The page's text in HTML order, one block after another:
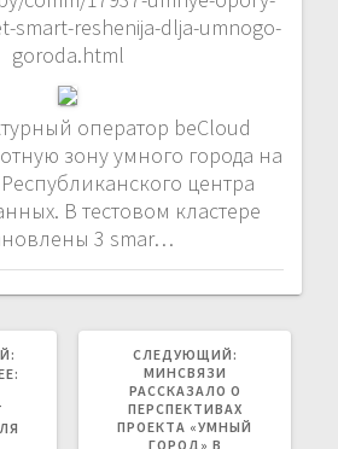
smart-reshenija-dlja-umnogo-
goroda.html
оператор beCloud
зону умного города на
центра
В тестовом кластере
3 smar…
ЗАПИСЬ:
СЛЕДУЮЩИЙ:
МИНСВЯЗИ
РАССКАЗАЛО О
ПЕРСПЕКТИВАХ
ПРОЕКТА «УМНЫЙ
ГОРОД» В